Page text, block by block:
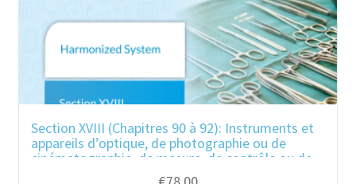
Section XVIII (Chapitres 90 à 92): Instruments et
appareils d’optique, de photographie ou de
cinématographie, de mesure, de contrôle ou de
précision ; instruments et appareils